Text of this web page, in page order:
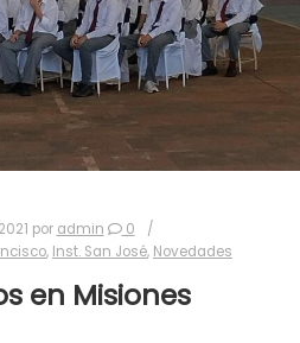
por admin
0
, Inst. San José, Novedades
en Misiones